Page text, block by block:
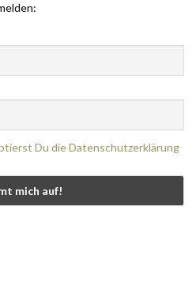
Du die Datenschutzerklärung